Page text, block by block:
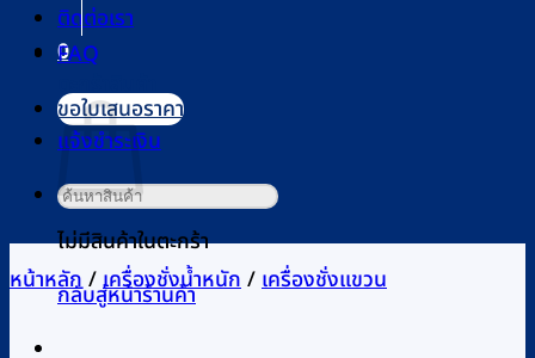
0
ไม่มีสินค้าในตะกร้า
กลับสู่หน้าร้านค้า
ติดต่อเรา
FAQ
ขอใบเสนอราคา
แจ้งชำระเงิน
ค้นหา:
หน้าหลัก/เครื่องชั่งน้ำหนัก/เครื่องชั่งแขวน